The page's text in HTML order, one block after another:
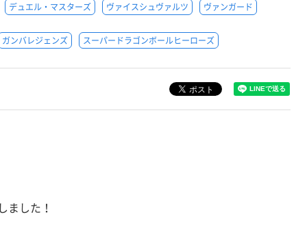
デュエル・マスターズ ヴァイスシュヴァルツ ヴァンガード
ガンバレジェンズ スーパードラゴンボールヒーローズ
ました！